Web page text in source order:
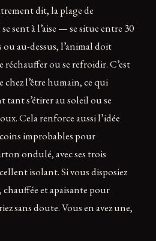
dit, la plage de
sent à l’aise — se situe entre 30
ou au-dessus, l’animal doit
réchauffer ou se refroidir. C’est
chez l’être humain, ce qui
tant s’étirer au soleil ou se
Cela renforce aussi l’idée
improbables pour
ondulé, avec ses trois
isolant. Si vous disposiez
et apaisante pour
sans doute. Vous en avez une,